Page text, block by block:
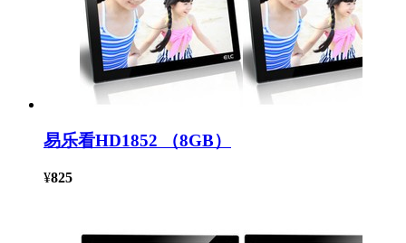
易乐看HD1852 （8GB）
¥825